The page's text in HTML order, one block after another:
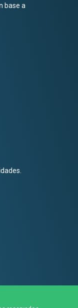
base a